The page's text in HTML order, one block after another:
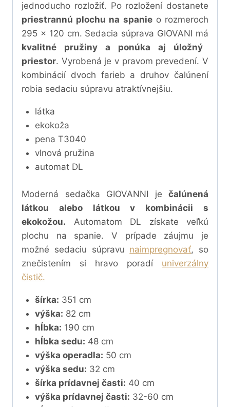
jednoducho rozložiť. Po rozložení dostanete
priestrannú plochu na spanieo rozmeroch
295 x 120 cm. Sedacia súprava GIOVANI má
kvalitné pružiny a ponúka aj úložný
priestor. Vyrobená je v pravom prevedení. V
kombinácií dvoch farieb a druhov čalúnení
robia sedaciu súpravu atraktívnejšiu.
látka
ekokoža
pena T3040
vlnová pružina
automat DL
Moderná sedačka GIOVANNI je čalúnená
látkou alebo látkou v kombinácii s
ekokožou. Automatom DL získate veľkú
plochu na spanie. V prípade záujmu je
možné sedaciu súpravu naimpregnovať, so
znečistením si hravo poradí univerzálny
čistič.
šírka: 351 cm
výška: 82 cm
hĺbka: 190 cm
hĺbka sedu: 48 cm
výška operadla: 50 cm
výška sedu: 32 cm
šírka prídavnej časti: 40 cm
výška prídavnej časti: 32-60 cm